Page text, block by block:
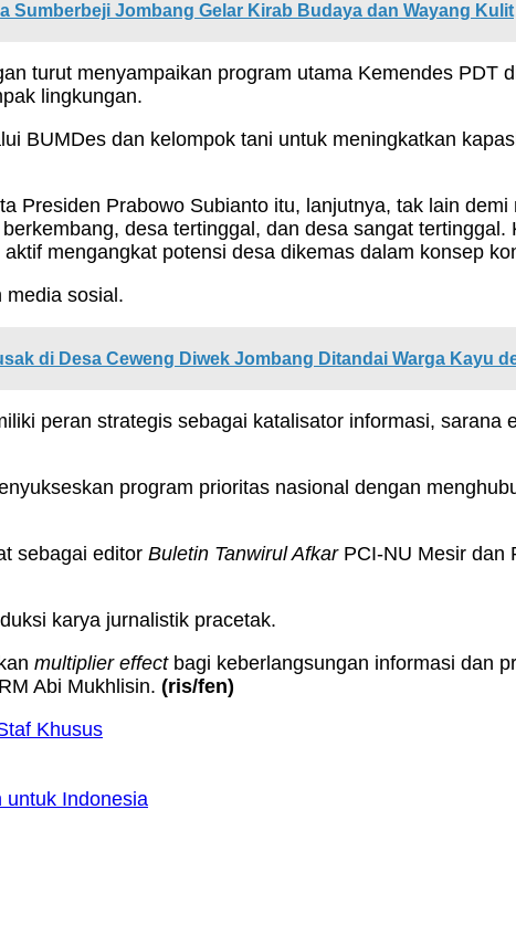
Sumberbeji Jombang Gelar Kirab Budaya dan Wayang Kulit
turut menyampaikan program utama Kemendes
lingkungan.
BUMDes dan kelompok tani untuk meningkatkan
Presiden Prabowo Subianto itu, lanjutnya, tak lain
desa tertinggal, dan desa sangat
mengangkat potensi desa dikemas dalam konsep
media sosial.
di Desa Ceweng Diwek Jombang Ditandai Warga Kayu
peran strategis sebagai katalisator informasi,
program prioritas nasional dengan
sebagai editor Buletin Tanwirul AfkarPCI-NU Mesir dan
karya jurnalistik pracetak.
multiplier effectbagi keberlangsungan informasi dan
Abi Mukhlisin. (ris/fen)
Khusus
untuk Indonesia